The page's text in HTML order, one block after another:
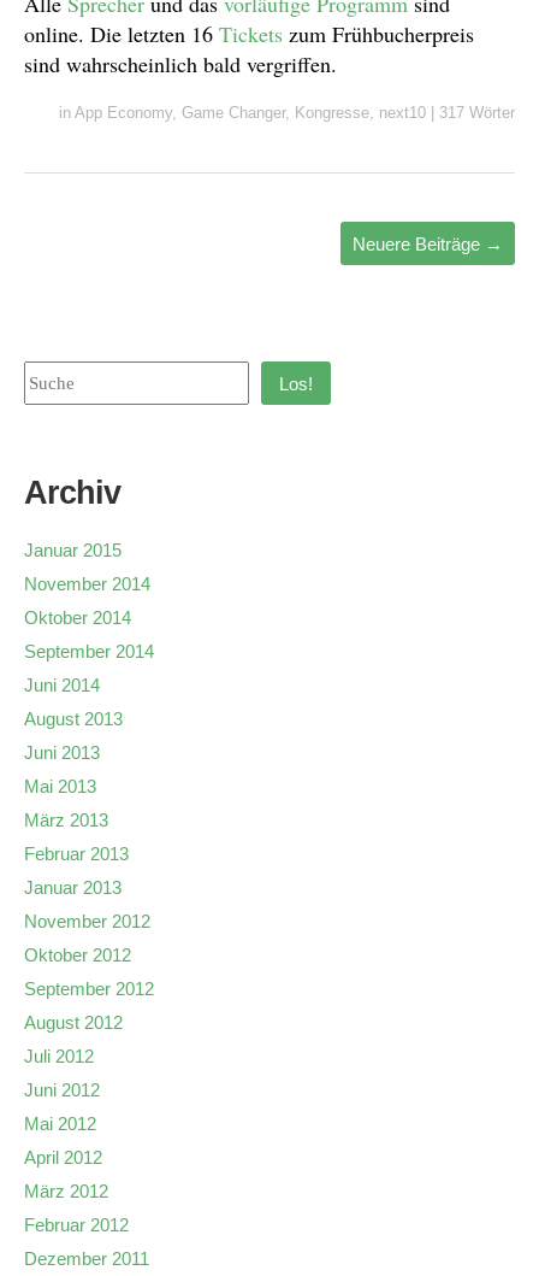
online. Die letzten 16 Tickets zum Frühbucherpreis
sind wahrscheinlich bald vergriffen.
in App Economy, Game Changer, Kongresse, next10 317 Wörter
Neuere Beiträge →
Los!
Archiv
Januar 2015
November 2014
Oktober 2014
September 2014
Juni 2014
August 2013
Juni 2013
Mai 2013
März 2013
Februar 2013
Januar 2013
November 2012
Oktober 2012
September 2012
August 2012
Juli 2012
Juni 2012
Mai 2012
April 2012
März 2012
Februar 2012
Dezember 2011